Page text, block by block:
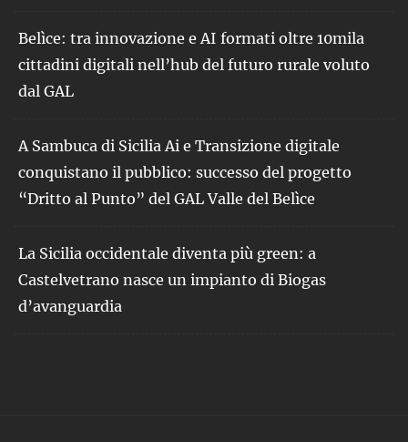
Belìce: tra innovazione e AI formati oltre 10mila
cittadini digitali nell’hub del futuro rurale voluto
dal GAL
A Sambuca di Sicilia Ai e Transizione digitale
conquistano il pubblico: successo del progetto
“Dritto al Punto” del GAL Valle del Belìce
La Sicilia occidentale diventa più green: a
Castelvetrano nasce un impianto di Biogas
d’avanguardia